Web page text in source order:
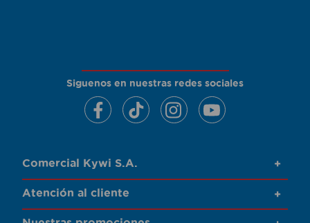
Siguenos en nuestras redes sociales
Comercial Kywi S.A. +
Atención al cliente +